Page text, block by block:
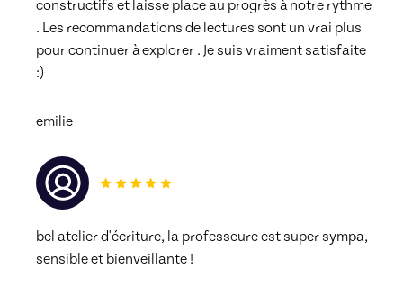
constructifs et laisse place au progrès à notre rythme
. Les recommandations de lectures sont un vrai plus
pour continuer à explorer . Je suis vraiment satisfaite
:)
emilie
bel atelier d'écriture, la professeure est super sympa,
sensible et bienveillante !